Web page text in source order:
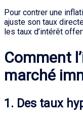
Pour contrer une
ajuste son taux
les taux d’intérêt
Comment
marché
1. Des taux